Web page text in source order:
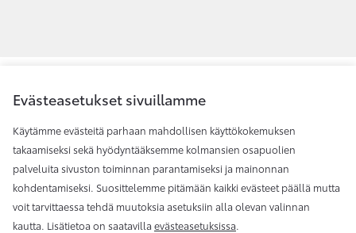
Evästeasetukset sivuillamme
Käytämme evästeitä parhaan mahdollisen käyttökokemuksen
takaamiseksi sekä hyödyntääksemme kolmansien osapuolien
palveluita sivuston toiminnan parantamiseksi ja mainonnan
kohdentamiseksi. Suosittelemme pitämään kaikki evästeet päällä mutta
voit tarvittaessa tehdä muutoksia asetuksiin alla olevan valinnan
kautta. Lisätietoa on saatavilla evästeasetuksissa.